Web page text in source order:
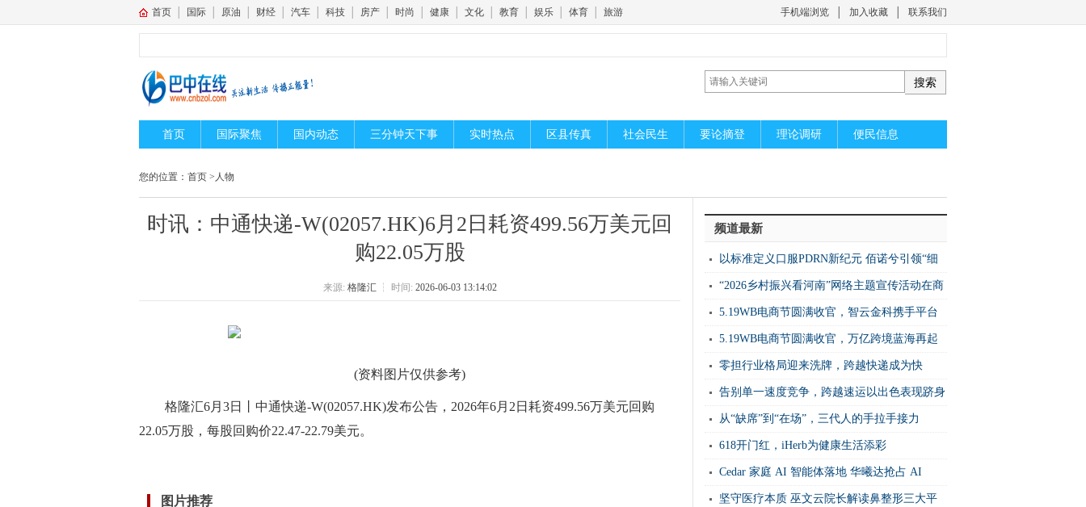
首页 国际 原油 财经 汽车 科技 房产 时尚 健康 文化 教育 娱乐 体育 旅游 手机端浏览 加入收藏 联系我们
首页 国际聚焦 国内动态 三分钟天下事 实时热点 区县传真 社会民生 要论摘登 理论调研 便民信息
您的位置： 首页 > 人物
时讯：中通快递-W(02057.HK)6月2日耗资499.56万美元回
购22.05万股
来源: 格隆汇 ┆ 时间: 2026-06-03 13:14:02
(资料图片仅供参考)
格隆汇6月3日丨中通快递-W(02057.HK)发布公告，2026年6月2日耗资499.56万美元回购
22.05万股，每股回购价22.47-22.79美元。
图片推荐
频道最新
以标准定义口服PDRN新纪元 佰诺兮引领“细
胞级”精准营养
“2026乡村振兴看河南”网络主题宣传活动在商
丘市民权县启动
5.19WB电商节圆满收官，智云金科携手平台
开启万亿蓝海新机遇
5.19WB电商节圆满收官，万亿跨境蓝海再起
新篇！
零担行业格局迎来洗牌，跨越快递成为快
运“增速之王”
​告别单一速度竞争，跨越速运以出色表现跻身
2026中国快运10强
从“缺席”到“在场”，三代人的手拉手接力
618开门红，iHerb为健康生活添彩
Cedar 家庭 AI 智能体落地 华曦达抢占 AI
Home 生态核心制高点
坚守医疗本质 巫文云院长解读鼻整形三大平